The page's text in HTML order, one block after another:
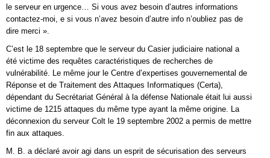
le serveur en urgence… Si vous avez besoin d’autres informations
contactez-moi, e si vous n’avez besoin d’autre info n’oubliez pas de
dire merci ».
C’est le 18 septembre que le serveur du Casier judiciaire national a
été victime des requêtes caractéristiques de recherches de
vulnérabilité. Le même jour le Centre d’expertises gouvernemental de
Réponse et de Traitement des Attaques Informatiques (Certa),
dépendant du Secrétariat Général à la défense Nationale était lui aussi
victime de 1215 attaques du même type ayant la même origine. La
déconnexion du serveur Colt le 19 septembre 2002 a permis de mettre
fin aux attaques.
M. B. a déclaré avoir agi dans un esprit de sécurisation des serveurs